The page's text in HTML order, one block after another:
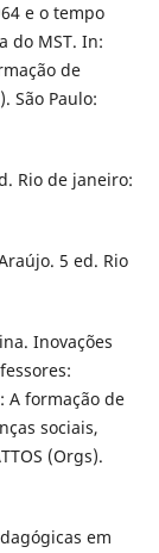
e o tempo
do MST. In:
de
São Paulo:
Rio de janeiro:
5 ed. Rio
Inovações
A formação de
sociais,
(Orgs).
em